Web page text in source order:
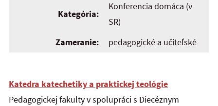
Kategória:
Konferencia domáca (v
SR)
Zameranie:
pedagogické a učiteľské
Katedra katechetiky a praktickej teológie
Pedagogickej fakulty v spolupráci s Diecéznym